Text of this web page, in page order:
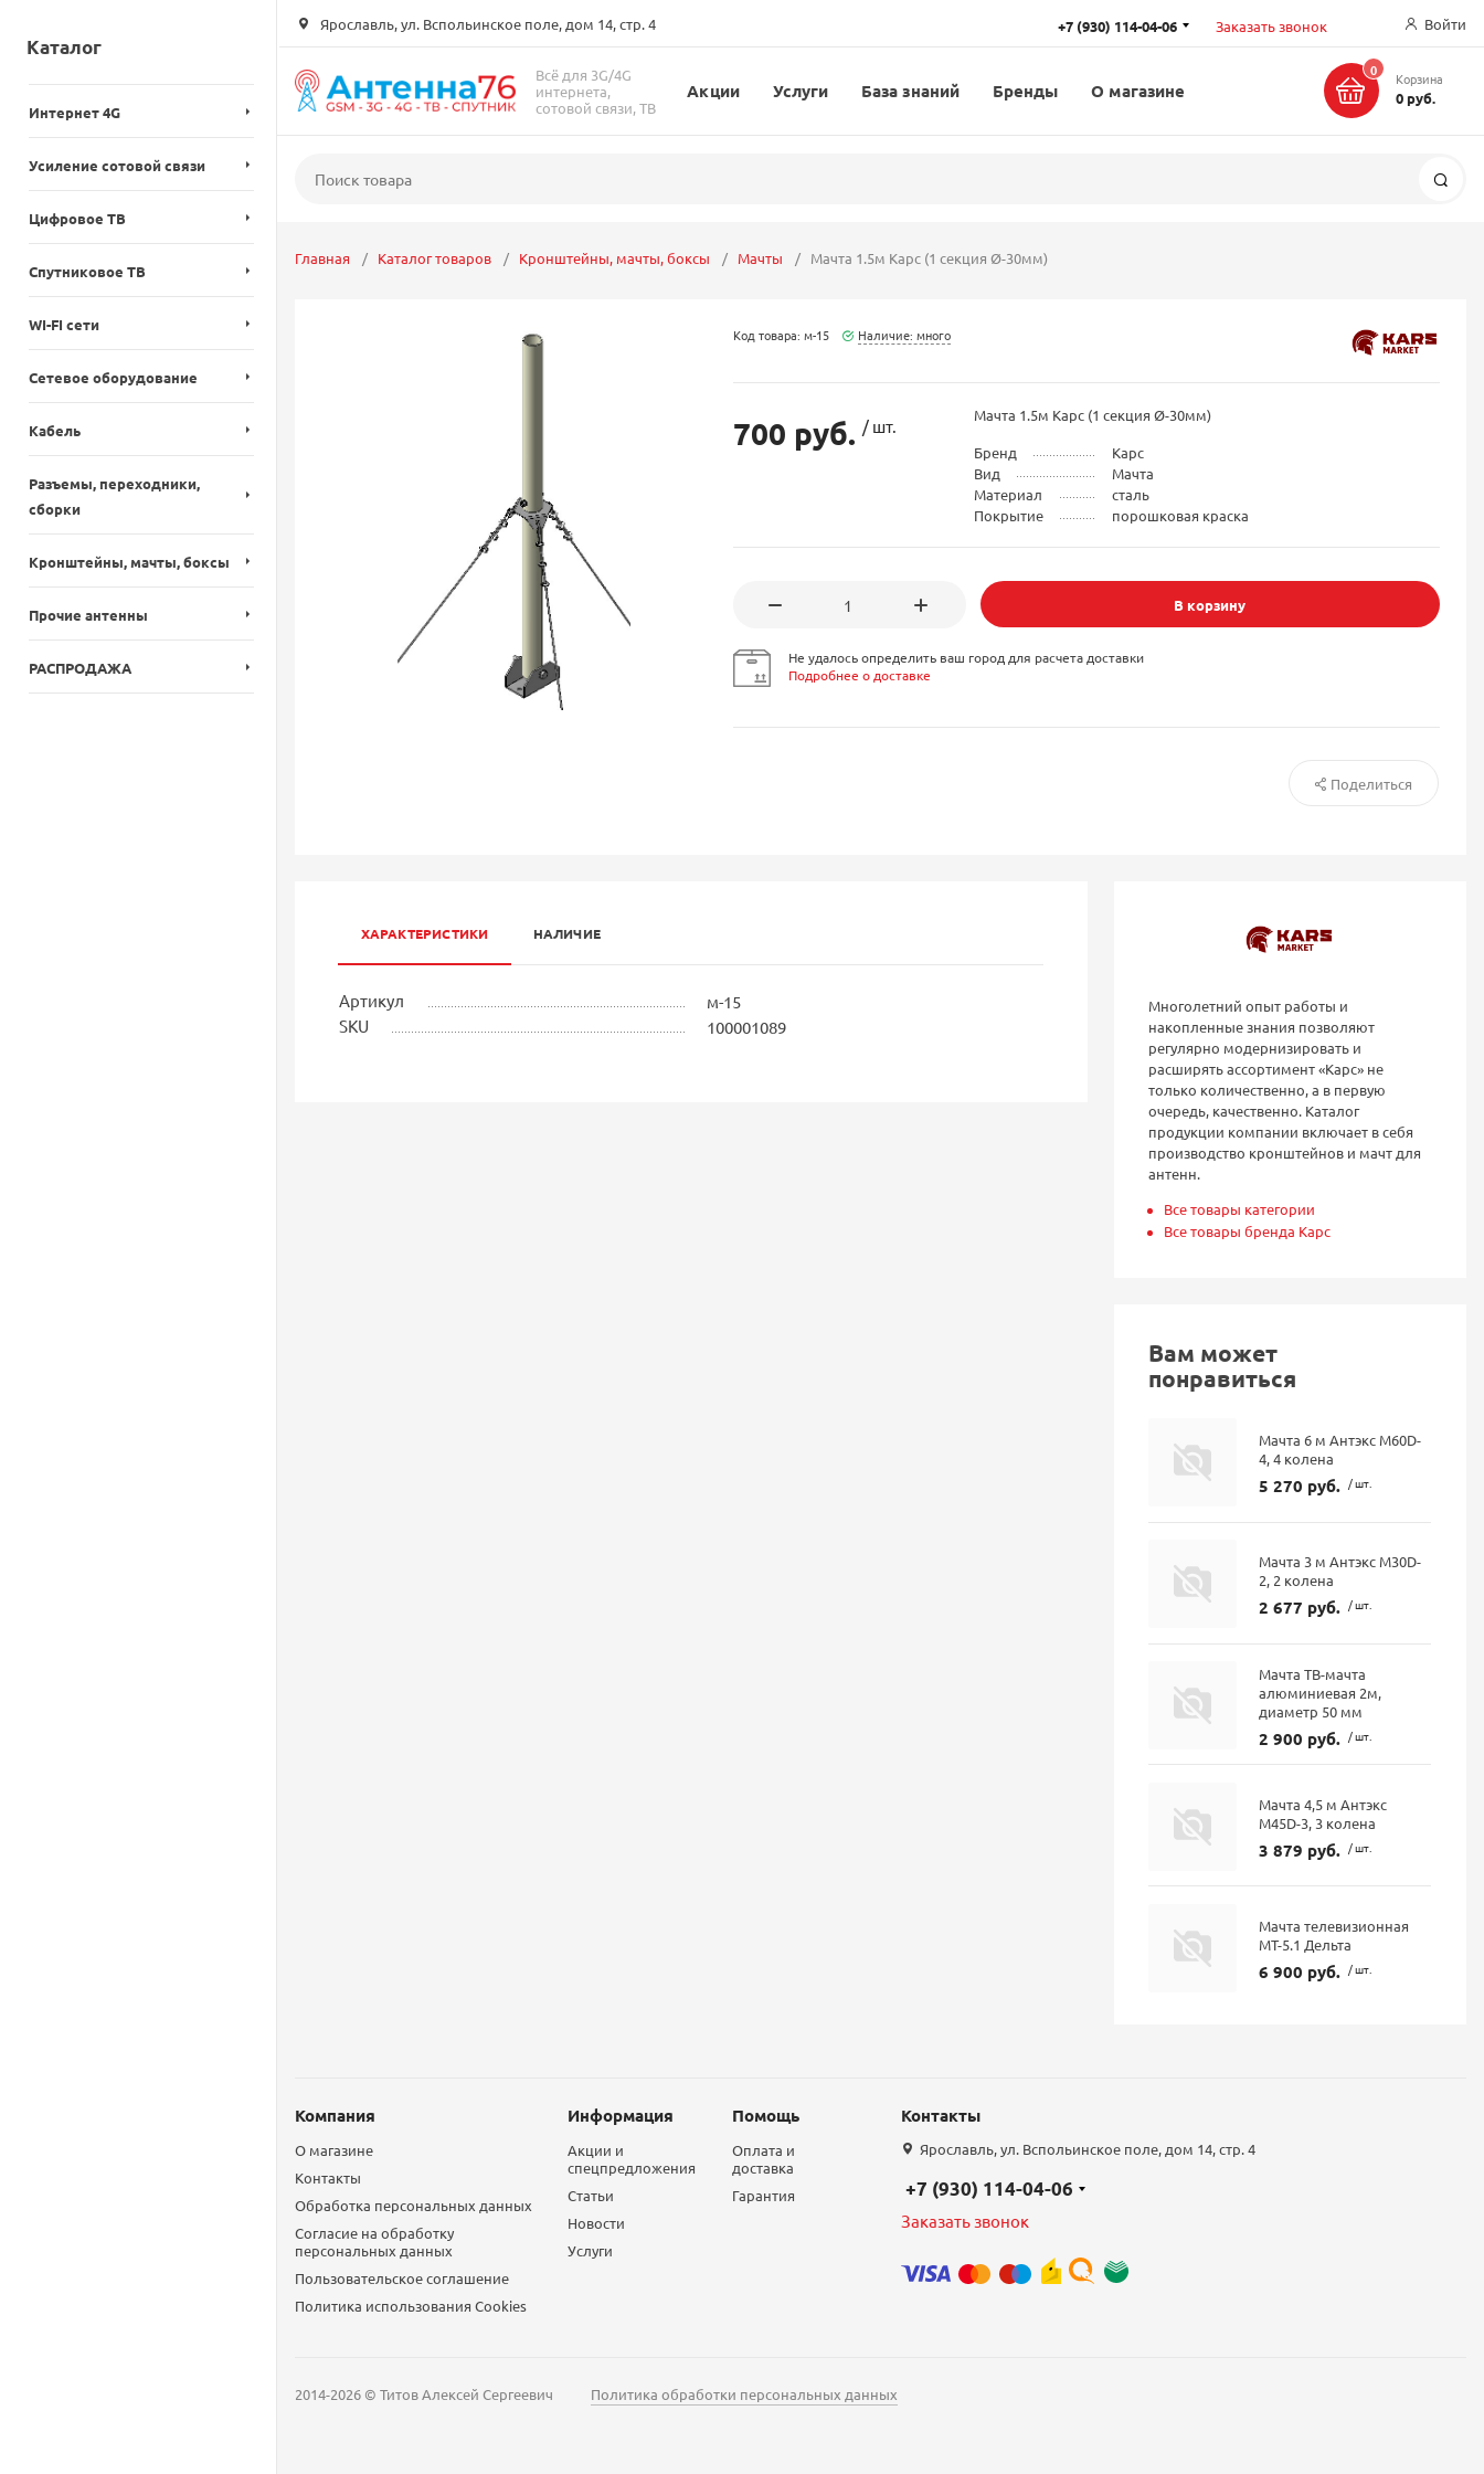
Ярославль, ул. Вспольинское поле, дом 14, стр. 4 +7 (930) 114-04-06 Заказать звонок Войти
Всё для 3G/4G
интернета,
сотовой связи, ТВ
Акции Услуги База знаний Бренды О магазине
0 Корзина
0 руб.
Каталог
Интернет 4G
Усиление сотовой связи
Цифровое ТВ
Спутниковое ТВ
WI-FI сети
Сетевое оборудование
Кабель
Разъемы, переходники,
сборки
Кронштейны, мачты, боксы
Прочие антенны
РАСПРОДАЖА
Главная Каталог товаров Кронштейны, мачты, боксы Мачты Мачта 1.5м Карс (1 секция Ø-30мм)
Код товара: м-15 Наличие: много
700 руб. / шт.
Мачта 1.5м Карс (1 секция Ø-30мм)
Бренд
Карс
Вид
Мачта
Материал
сталь
Покрытие
порошковая краска
В корзину
Не удалось определить ваш город для расчета доставки
Подробнее о доставке
Поделиться
ХАРАКТЕРИСТИКИ НАЛИЧИЕ
Артикул
м-15
SKU
100001089
Многолетний опыт работы и
накопленные знания позволяют
регулярно модернизировать и
расширять ассортимент «Карс» не
только количественно, а в первую
очередь, качественно. Каталог
продукции компании включает в себя
производство кронштейнов и мачт для
антенн.
Все товары категории
Все товары бренда Карс
Вам может
понравиться
Мачта 6 м Антэкс M60D-
4, 4 колена
5 270 руб. / шт.
Мачта 3 м Антэкс M30D-
2, 2 колена
2 677 руб. / шт.
Мачта ТВ-мачта
алюминиевая 2м,
диаметр 50 мм
2 900 руб. / шт.
Мачта 4,5 м Антэкс
M45D-3, 3 колена
3 879 руб. / шт.
Мачта телевизионная
МТ-5.1 Дельта
6 900 руб. / шт.
Компания
О магазине
Контакты
Обработка персональных данных
Согласие на обработку
персональных данных
Пользовательское соглашение
Политика использования Сookies
Информация
Акции и
спецпредложения
Статьи
Новости
Услуги
Помощь
Оплата и
доставка
Гарантия
Контакты
Ярославль, ул. Вспольинское поле, дом 14, стр. 4
+7 (930) 114-04-06
Заказать звонок
2014-2026 © Титов Алексей Сергеевич Политика обработки персональных данных